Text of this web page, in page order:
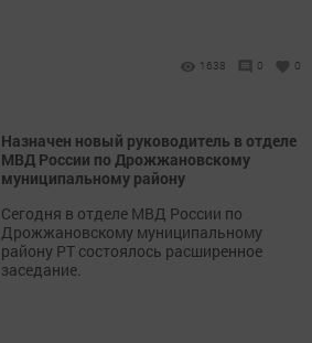
1638 0 0
Назначен новый руководитель в отделе
МВД России по Дрожжановскому
муниципальному району
Сегодня в отделе МВД России по
Дрожжановскому муниципальному
району РТ состоялось расширенное
заседание.